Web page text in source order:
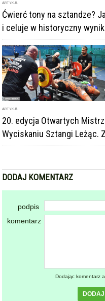
ARTYKUŁ
Ćwierć tony na sztandze?
i celuje w historyczny wynik
ARTYKUŁ
20. edycja Otwartych
Wyciskaniu Sztangi Leżąc.
DODAJ KOMENTARZ
podpis
komentarz
Dodając komentarz